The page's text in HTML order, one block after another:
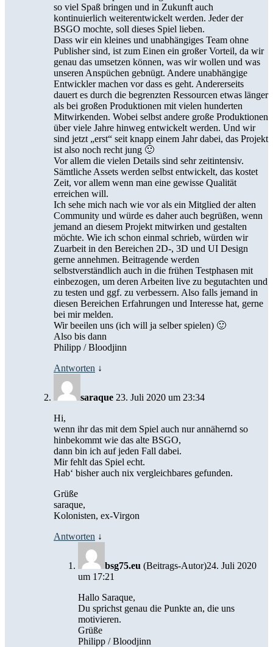
so viel Spaß bringen und in Zukunft auch
kontinuierlich weiterentwickelt werden. Jeder der
BSGO mochte, soll dieses Spiel lieben.
Dass wir ein kleines und unabhängiges Team ohne
Publisher sind, ist zum Einen ein großer Vorteil, da wir
genau das umsetzen können, was wir wollen und was
unseren Anspüchen gebnügt. Andere unabhängige
Entwickler machen vor dass es geht. Andererseits
dauert es durch die begrenzten Ressourcen etwas länger
als bei großen Produktionen mit vielen hunderten
Mitwirkenden. Wobei selbst andere große Produktionen
über viele Jahre hinweg entwickelt werden. Und wir
sind jetzt „erst“ seit knapp einem Jahr dabei, das Projekt
ist also noch recht jung 🙂
Vor allem die vielen Details sind sehr zeitintensiv.
Sämtliche Assets werden selbst entwickelt, das kostet
Zeit, vor allem wenn man eine gewisse Qualität
erreichen will.
Ich sehe mich nach wie vor als ein Mitglied der alten
Community und würde es daher auch begrüßen, wenn
jemand an diesem Projekt mitwirken und gestalten
möchte. Wie ich schon einmal schrieb, würden wir
Zuarbeit in den Bereichen 2D-, 3D und UI Design
gerne annehmen. Beitragende werden
selbstverständlich auch in die frühen Testphasen mit
einbezogen, um deren Arbeiten live zu begutachten und
zu testen und ggf. zu verbessern. Also falls jemand in
diesen Bereichen Erfahrungen und Interesse hat, gerne
bei mir melden.
Wir beeilen uns (ich will ja selber spielen) 🙂
Also bis dann
Philipp / Bloodjinn
Antworten ↓
saraque 23. Juli 2020 um 23:34
Hi,
wenn ihr das mit dem Spiel auch nur annähernd so
hinbekommt wie das alte BSGO,
dann bin ich auf jeden Fall dabei.
Mir fehlt das Spiel echt.
Hab‘ bisher auch nix vergleichbares gefunden.
Grüße
saraque,
Kolonisten, ex-Virgon
Antworten ↓
bsg75.eu (Beitrags-Autor)24. Juli 2020
um 17:21
Hallo Saraque,
Du sprichst genau die Punkte an, die uns
motivieren.
Grüße
Philipp / Bloodjinn